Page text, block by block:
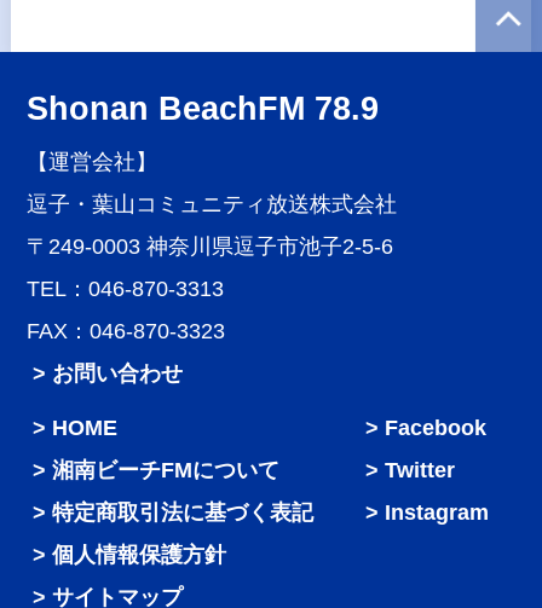
Shonan BeachFM 78.9
【運営会社】
逗子・葉山コミュニティ放送株式会社
〒249-0003 神奈川県逗子市池子2-5-6
TEL：046-870-3313
FAX：046-870-3323
> お問い合わせ
HOME
湘南ビーチFMについて
特定商取引法に基づく表記
個人情報保護方針
サイトマップ
Facebook
Twitter
Instagram